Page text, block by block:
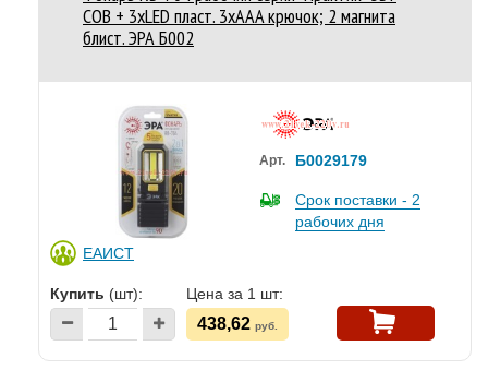
COB + 3хLED пласт. 3хAAA крючок; 2 магнита
блист. ЭРА Б002
ЕАИСТ
Арт. Б0029179
Срок поставки - 2
рабочих дня
Купить (шт): Цена за 1 шт:
438,62 руб.